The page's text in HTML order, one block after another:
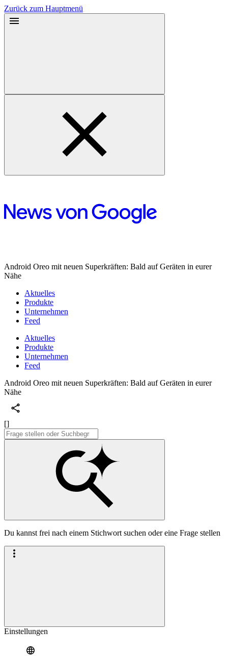
Zurück zum Hauptmenü
Android Oreo mit neuen Superkräften: Bald auf Geräten in eurer
Nähe
Aktuelles
Produkte
Unternehmen
Feed
Aktuelles
Produkte
Unternehmen
Feed
Android Oreo mit neuen Superkräften: Bald auf Geräten in eurer
Nähe
[]
Du kannst frei nach einem Stichwort suchen oder eine Frage stellen
Einstellungen